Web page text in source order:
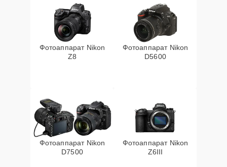
Фотоаппарат Nikon
Z8
Фотоаппарат Nikon
D5600
Фотоаппарат Nikon
D7500
Фотоаппарат Nikon
Z6III